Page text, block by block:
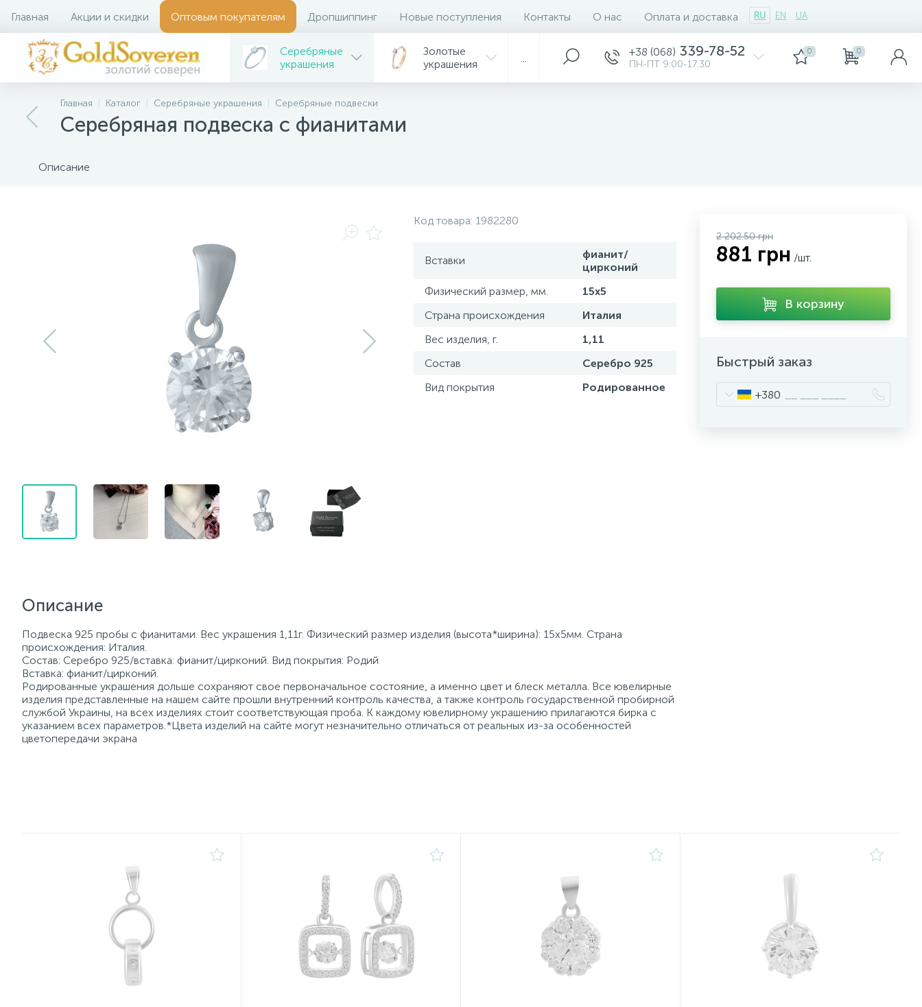
Главная Акции и скидки Оптовым покупателям Дропшиппинг Новые поступления Контакты О нас Оплата и доставка RU EN UA
Серебряные
украшения
Золотые
украшения
+38 (068) 339-78-52
ПН-ПТ 9:00-17:30
0 0
Главная Каталог Серебряные украшения Серебряные подвески
Серебряная подвеска с фианитами
Описание
Код товара: 1982280
Вставки
фианит/
цирконий
Физический размер, мм.
15х5
Страна происхождения
Италия
Вес изделия, г.
1,11
Состав
Серебро 925
Вид покрытия
Родированное
Описание
Подвеска 925 пробы с фианитами. Вес украшения 1,11г. Физический размер изделия (высота*ширина): 15х5мм. Страна
происхождения: Италия.
Состав: Серебро 925/вставка: фианит/цирконий. Вид покрытия: Родий
Вставка: фианит/цирконий.
Родированные украшения дольше сохраняют свое первоначальное состояние, а именно цвет и блеск металла. Все ювелирные
изделия представленные на нашем сайте прошли внутренний контроль качества, а также контроль государственной пробирной
службой Украины, на всех изделиях стоит соответствующая проба. К каждому ювелирному украшению прилагаются бирка с
указанием всех параметров.*Цвета изделий на сайте могут незначительно отличаться от реальных из-за особенностей
цветопередачи экрана
2 202.50 грн
881 грн /шт.
В корзину
Быстрый заказ
+380